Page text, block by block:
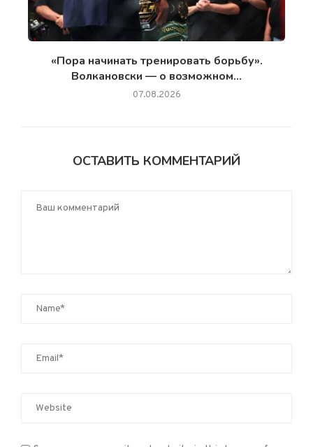
«Пора начинать тренировать борьбу».
Волкановски — о возможном...
07.08.2026
ОСТАВИТЬ КОММЕНТАРИЙ